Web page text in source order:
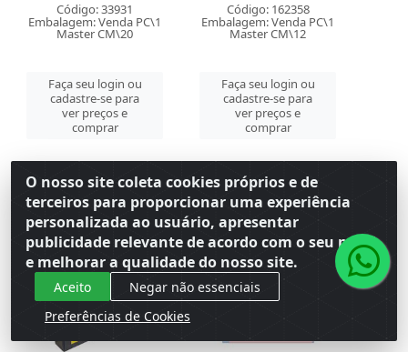
Código: 33931
Embalagem: Venda PC\1
Master CM\20
Faça seu login ou
cadastre-se para
ver preços e
comprar
Código: 162358
Embalagem: Venda PC\1
Master CM\12
Faça seu login ou
cadastre-se para
ver preços e
comprar
O nosso site coleta cookies próprios e de
terceiros para proporcionar uma experiência
personalizada ao usuário, apresentar
publicidade relevante de acordo com o seu perfil
e melhorar a qualidade do nosso site.
Aceito
Negar não essenciais
Preferências de Cookies